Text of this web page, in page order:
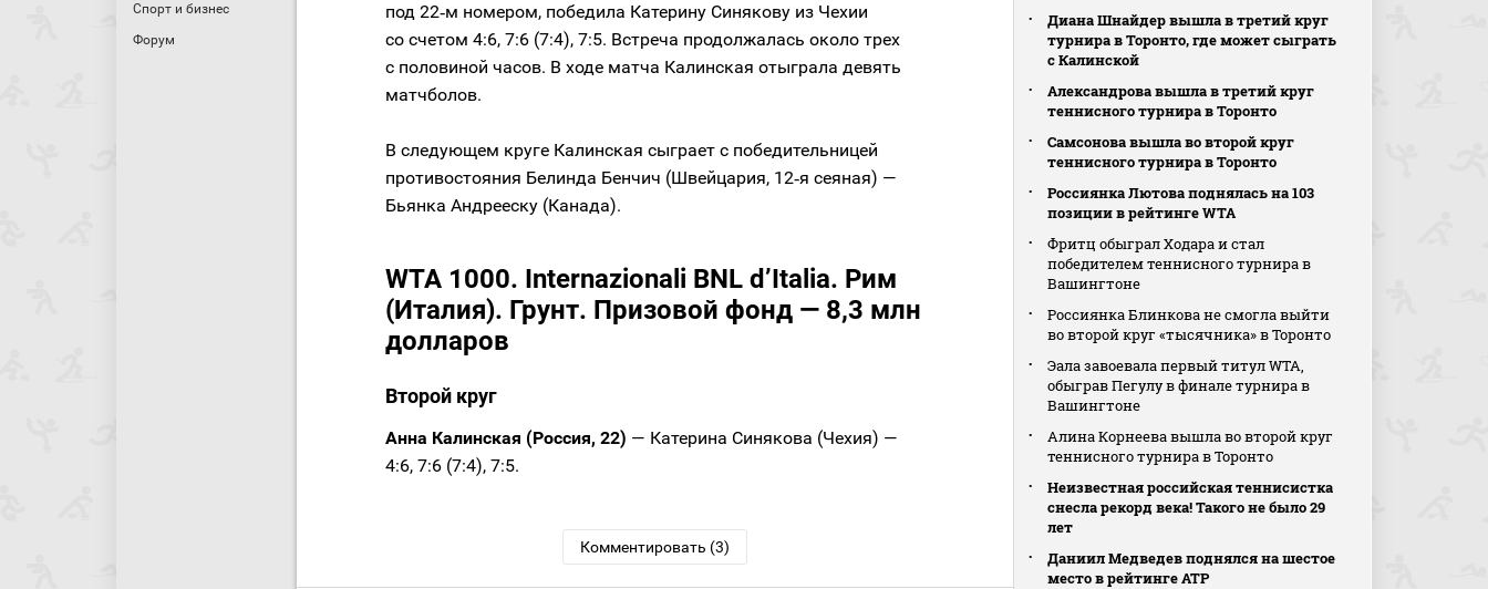
Спорт и бизнес
Форум
под 22‑м номером, победила Катерину Синякову из Чехии
со счетом 4:6, 7:6 (7:4), 7:5. Встреча продолжалась около трех
с половиной часов. В ходе матча Калинская отыграла девять
матчболов.
В следующем круге Калинская сыграет с победительницей
противостояния Белинда Бенчич (Швейцария, 12‑я сеяная) —
Бьянка Андрееску (Канада).
WTA 1000. Internazionali BNL d’Italia. Рим
(Италия). Грунт. Призовой фонд — 8,3 млн
долларов
Второй круг
Анна Калинская (Россия, 22) — Катерина Синякова (Чехия) —
4:6, 7:6 (7:4), 7:5.
Комментировать (3)
Диана Шнайдер вышла в третий круг
турнира в Торонто, где может сыграть
с Калинской
Александрова вышла в третий круг
теннисного турнира в Торонто
Самсонова вышла во второй круг
теннисного турнира в Торонто
Россиянка Лютова поднялась на 103
позиции в рейтинге WTA
Фритц обыграл Ходара и стал
победителем теннисного турнира в
Вашингтоне
Россиянка Блинкова не смогла выйти
во второй круг «тысячника» в Торонто
Эала завоевала первый титул WTA,
обыграв Пегулу в финале турнира в
Вашингтоне
Алина Корнеева вышла во второй круг
теннисного турнира в Торонто
Неизвестная российская теннисистка
снесла рекорд века! Такого не было 29
лет
Даниил Медведев поднялся на шестое
место в рейтинге АТР